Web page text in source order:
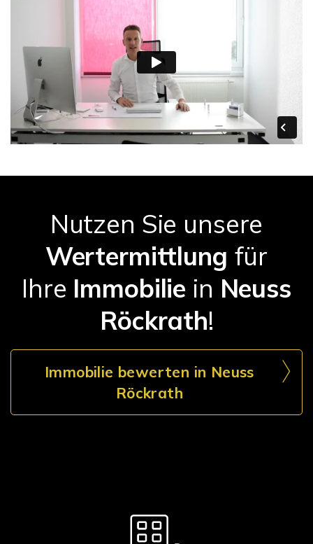
Nutzen Sie unsere
Wertermittlung für
Ihre Immobilie in Neuss
Röckrath!
Immobilie bewerten in Neuss
Röckrath